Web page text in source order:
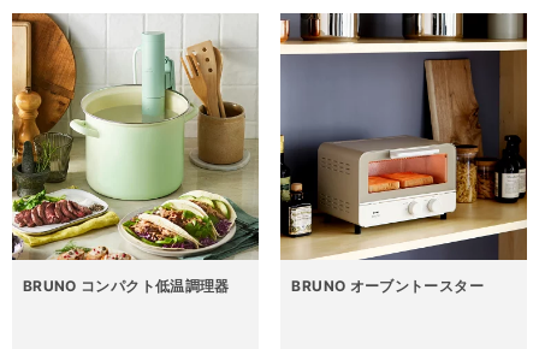
BRUNO コンパクト低温調理器 BRUNO オーブントースター